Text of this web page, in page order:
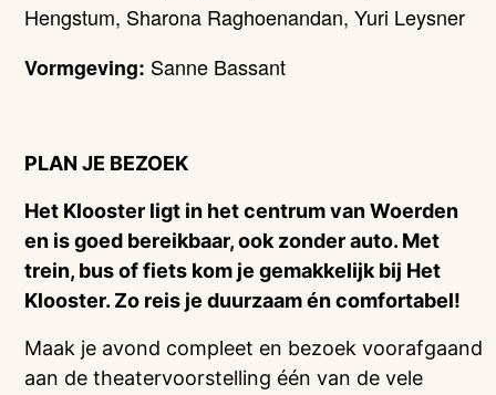
Hengstum, Sharona Raghoenandan, Yuri Leysner
Vormgeving: Sanne Bassant
PLAN JE BEZOEK
Het Klooster ligt in het centrum van Woerden
en is goed bereikbaar, ook zonder auto. Met
trein, bus of fiets kom je gemakkelijk bij Het
Klooster. Zo reis je duurzaam én comfortabel!
Maak je avond compleet en bezoek voorafgaand
aan de theatervoorstelling één van de vele